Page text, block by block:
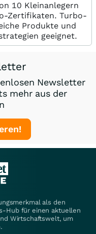
10 Kleinanlegern
Zertifikaten. Turbo-
Produkte und
geeignet.
Newsletter
mehr aus der
als den
Hub für einen aktuellen
Wirtschaftswelt, um